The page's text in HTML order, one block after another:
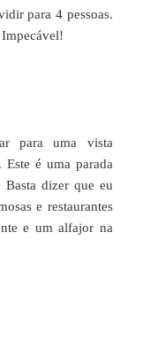
para 4 pessoas.
para uma vista
é uma parada
dizer que eu
e restaurantes
e um alfajor na